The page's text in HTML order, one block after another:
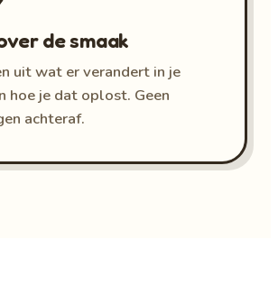
de smaak
uit wat er verandert in je
hoe je dat oplost. Geen
achteraf.